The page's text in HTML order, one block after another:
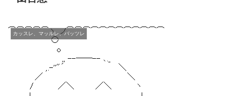
カッスレ、マッルレ、バッツレ